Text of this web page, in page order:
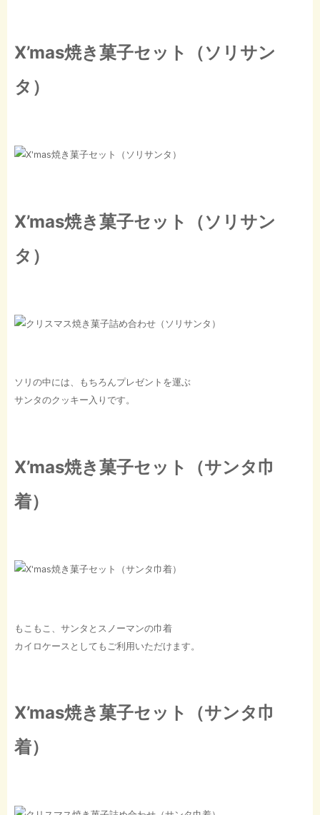
X’mas焼き菓子セット（ソリサン
タ）
X’mas焼き菓子セット（ソリサン
タ）
ソリの中には、もちろんプレゼントを運ぶ
サンタのクッキー入りです。
X’mas焼き菓子セット（サンタ巾
着）
もこもこ、サンタとスノーマンの巾着
カイロケースとしてもご利用いただけます。
X’mas焼き菓子セット（サンタ巾
着）